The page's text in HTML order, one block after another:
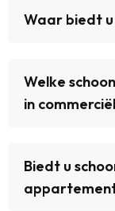
Waar biedt
Welke
in
Biedt u